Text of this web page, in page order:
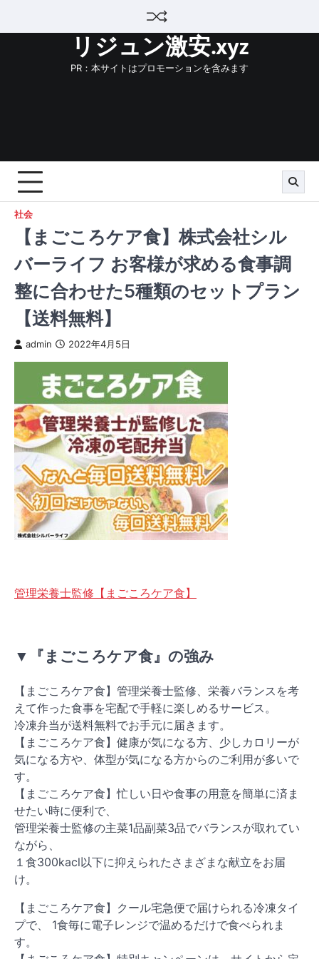
リジュン激安.xyz
PR：本サイトはプロモーションを含みます
社会
【まごころケア食】株式会社シル
バーライフ お客様が求める食事調
整に合わせた5種類のセットプラン
【送料無料】
admin 2022年4月5日
管理栄養士監修【まごころケア食】
▼『まごころケア食』の強み
【まごころケア食】管理栄養士監修、栄養バランスを考
えて作った食事を宅配で手軽に楽しめるサービス。
冷凍弁当が送料無料でお手元に届きます。
【まごころケア食】健康が気になる方、少しカロリーが
気になる方や、体型が気になる方からのご利用が多いで
す。
【まごころケア食】忙しい日や食事の用意を簡単に済ま
せたい時に便利で、
管理栄養士監修の主菜1品副菜3品でバランスが取れてい
ながら、
１食300kacl以下に抑えられたさまざまな献立をお届
け。
【まごころケア食】クール宅急便で届けられる冷凍タイ
プで、 1食毎に電子レンジで温めるだけで食べられま
す。